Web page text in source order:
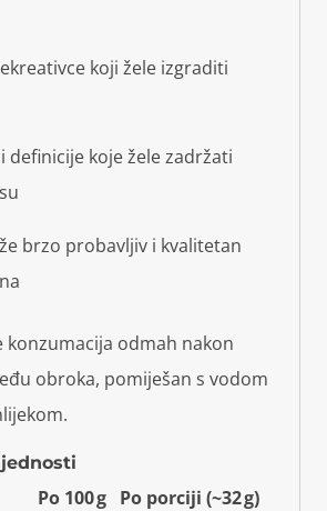
koji žele izgraditi
definicije koje žele zadržati
brzo probavljiv i kvalitetan
konzumacija odmah nakon
obroka, pomiješan s vodom
Po 100 g Po porciji (~32 g)